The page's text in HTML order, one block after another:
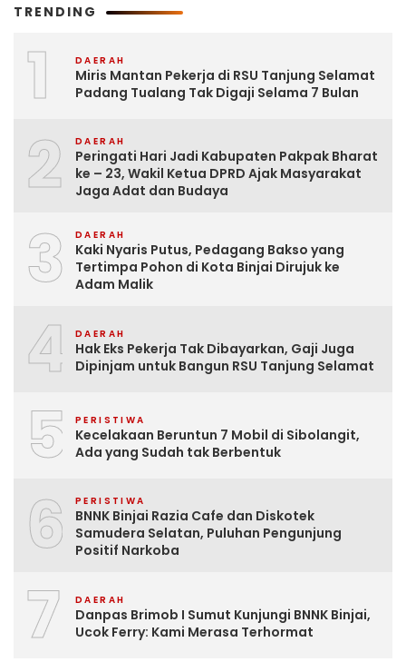
TRENDING
1 DAERAH
Miris Mantan Pekerja di RSU Tanjung Selamat
Padang Tualang Tak Digaji Selama 7 Bulan
2 DAERAH
Peringati Hari Jadi Kabupaten Pakpak Bharat
ke – 23, Wakil Ketua DPRD Ajak Masyarakat
Jaga Adat dan Budaya
3 DAERAH
Kaki Nyaris Putus, Pedagang Bakso yang
Tertimpa Pohon di Kota Binjai Dirujuk ke
Adam Malik
4 DAERAH
Hak Eks Pekerja Tak Dibayarkan, Gaji Juga
Dipinjam untuk Bangun RSU Tanjung Selamat
5 PERISTIWA
Kecelakaan Beruntun 7 Mobil di Sibolangit,
Ada yang Sudah tak Berbentuk
6 PERISTIWA
BNNK Binjai Razia Cafe dan Diskotek
Samudera Selatan, Puluhan Pengunjung
Positif Narkoba
7 DAERAH
Danpas Brimob I Sumut Kunjungi BNNK Binjai,
Ucok Ferry: Kami Merasa Terhormat